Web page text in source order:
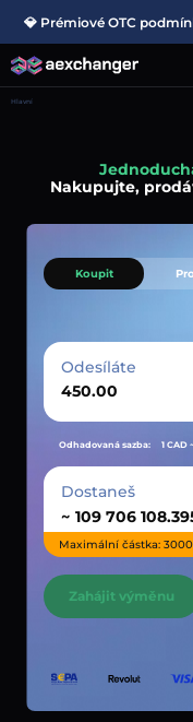
💎 Prémiové OTC
Hlavní
Nakupujte,
Koupit
Odesíláte
Odhadovaná sazba: 1 CAD
Dostaneš
~
Maximální částka:
Zahájit výměnu